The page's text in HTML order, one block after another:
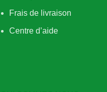
Frais de livraison
Centre d’aide